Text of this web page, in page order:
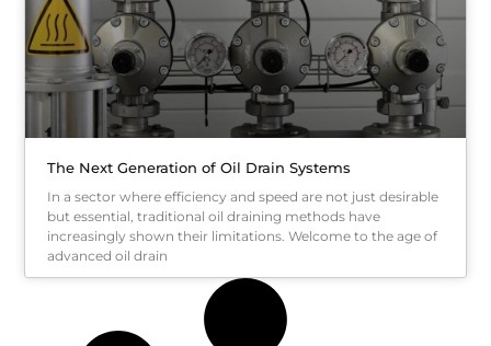
The Next Generation of Oil Drain Systems
In a sector where efficiency and speed are not just desirable
but essential, traditional oil draining methods have
increasingly shown their limitations. Welcome to the age of
advanced oil drain